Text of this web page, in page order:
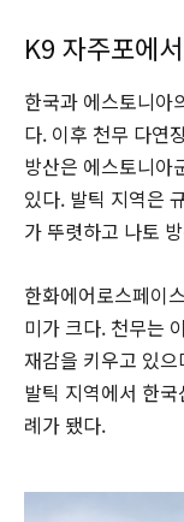
K9 자주포에
한국과 에스토니아
다. 이후 천무 다연
방산은 에스토니아
있다. 발틱 지역은
가 뚜렷하고 나토
한화에어로스페이
미가 크다. 천무는
재감을 키우고 있
발틱 지역에서 한
례가 됐다.